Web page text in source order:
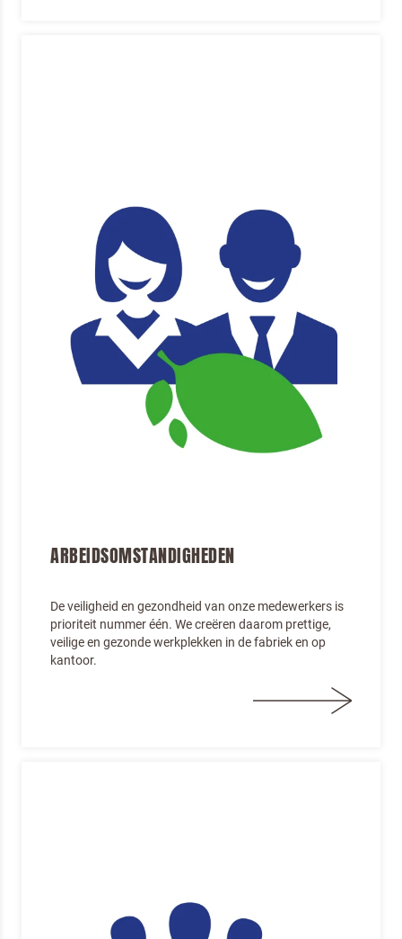
ARBEIDSOMSTANDIGHEDEN
De veiligheid en gezondheid van onze medewerkers is
prioriteit nummer één. We creëren daarom prettige,
veilige en gezonde werkplekken in de fabriek en op
kantoor.